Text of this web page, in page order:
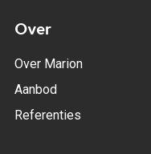
Over
Over Marion
Aanbod
Referenties